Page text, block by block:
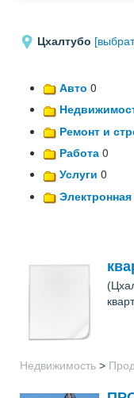
Цхалтубо
Авто 0
Ремонт и
Работа 0
Услуги 0
Электронная
Недвижимость >